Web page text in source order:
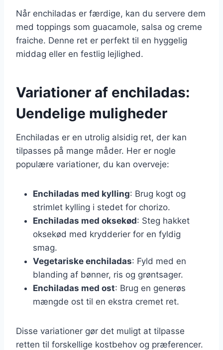
Når enchiladas er færdige, kan du servere dem
med toppings som guacamole, salsa og creme
fraiche. Denne ret er perfekt til en hyggelig
middag eller en festlig lejlighed.
Variationer af enchiladas:
Uendelige muligheder
Enchiladas er en utrolig alsidig ret, der kan
tilpasses på mange måder. Her er nogle
populære variationer, du kan overveje:
Enchiladas med kylling: Brug kogt og
strimlet kylling i stedet for chorizo.
Enchiladas med oksekød: Steg hakket
oksekød med krydderier for en fyldig
smag.
Vegetariske enchiladas: Fyld med en
blanding af bønner, ris og grøntsager.
Enchiladas med ost: Brug en generøs
mængde ost til en ekstra cremet ret.
Disse variationer gør det muligt at tilpasse
retten til forskellige kostbehov og præferencer.